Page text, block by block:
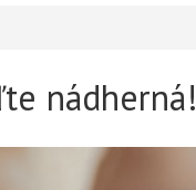
nádherná!